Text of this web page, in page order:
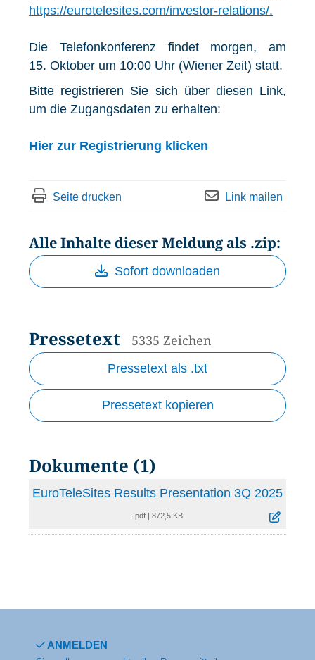
https://eurotelesites.com/investor-relations/.
Die Telefonkonferenz findet morgen, am
15. Oktober um 10:00 Uhr (Wiener Zeit) statt.
Bitte registrieren Sie sich über diesen Link,
um die Zugangsdaten zu erhalten:
Hier zur Registrierung klicken
Seite drucken Link mailen
Alle Inhalte dieser Meldung als .zip:
Sofort downloaden
Pressetext 5335 Zeichen
Pressetext als .txt
Pressetext kopieren
Dokumente (1)
EuroTeleSites Results Presentation 3Q 2025
.pdf| 872,5 KB
ANMELDEN